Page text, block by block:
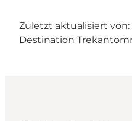
Zuletzt aktualisiert von:
Destination